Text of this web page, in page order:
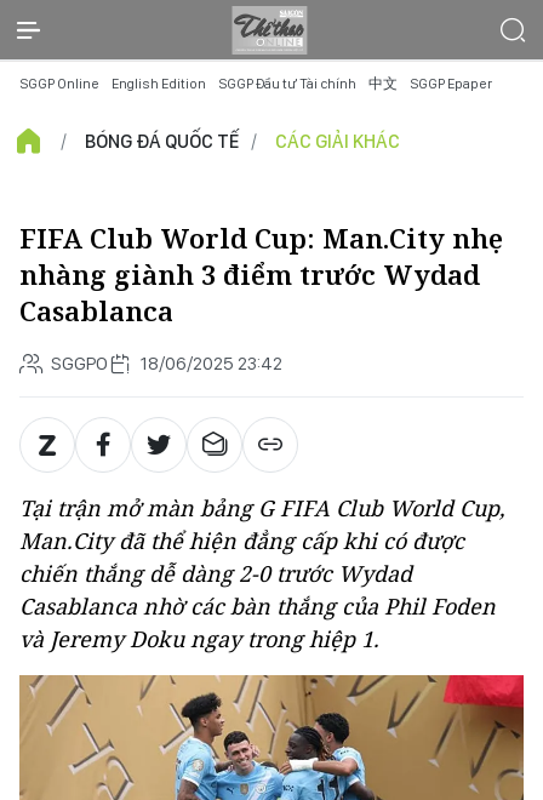
SGGP Online English Edition SGGP Đầu tư Tài chính 中文 SGGP Epaper
BÓNG ĐÁ QUỐC TẾ CÁC GIẢI KHÁC
FIFA Club World Cup: Man.City nhẹ
nhàng giành 3 điểm trước Wydad
Casablanca
SGGPO 18/06/2025 23:42
Tại trận mở màn bảng G FIFA Club World Cup,
Man.City đã thể hiện đẳng cấp khi có được
chiến thắng dễ dàng 2-0 trước Wydad
Casablanca nhờ các bàn thắng của Phil Foden
và Jeremy Doku ngay trong hiệp 1.